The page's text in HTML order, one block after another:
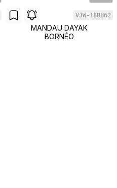
VJW-188862
MANDAU DAYAK
BORNÉO